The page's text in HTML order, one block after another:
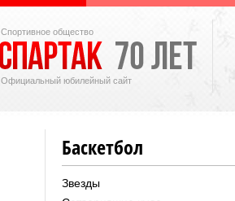
Спортивное общество
Официальный юбилейный сайт
Баскетбол
Звезды